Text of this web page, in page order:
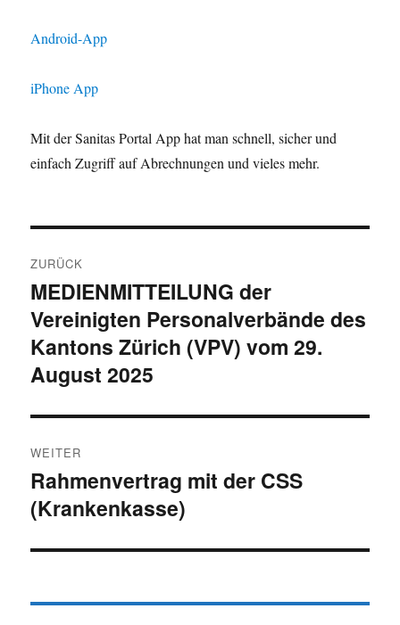
Android-App
iPhone App
Mit der Sanitas Portal App hat man schnell, sicher und
einfach Zugriff auf Abrechnungen und vieles mehr.
ZURÜCK
Vorheriger
Beitrag:
MEDIENMITTEILUNG der
Vereinigten Personalverbände des
Kantons Zürich (VPV) vom 29.
August 2025
WEITER
Nächster
Beitrag:
Rahmenvertrag mit der CSS
(Krankenkasse)